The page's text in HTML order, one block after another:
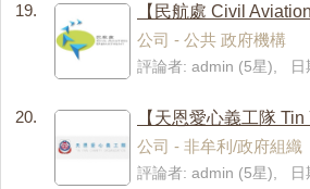
19.
【民航處 Civil
公司 - 公共 政府機構
評論者: admin (5星),
20.
【天恩愛心義工隊
公司 - 非牟利/政府組織
評論者: admin (5星),